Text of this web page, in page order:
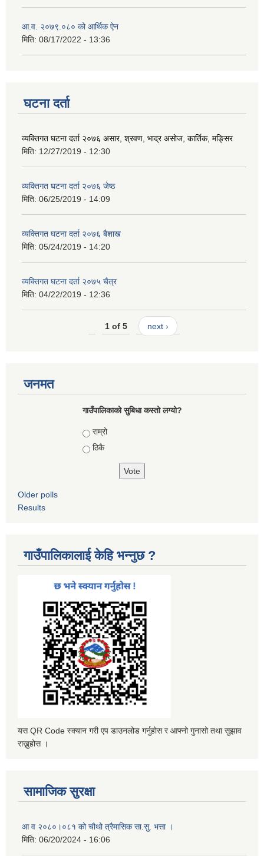
आ.व. २०७९.०८० को आर्थिक ऐन
मिति: 08/17/2022 - 13:36
घटना दर्ता
व्यक्तिगत घटना दर्ता २०७६ असार, श्रवण, भाद्र असोज, कार्तिक, मङ्सिर
मिति: 12/27/2019 - 12:30
व्यक्तिगत घटना दर्ता २०७६ जेष्ठ
मिति: 06/25/2019 - 14:09
व्यक्तिगत घटना दर्ता २०७६ बैशाख
मिति: 05/24/2019 - 14:20
व्यक्तिगत घटना दर्ता २०७५ चैत्र
मिति: 04/22/2019 - 12:36
1 of 5 next ›
जनमत
गाउँपालिकाको सुबिधा कस्तो लग्यो?
Choices
राम्रो
ठिकै
Older polls
Results
गाउँपालिकालाई केहि भन्नुछ ?
यस QR Code स्क्यान गरी एप डाउनलोड गर्नुहोस र आफ्नो गुनासो तथा सुझाव
राख्नुहोस ।
सामाजिक सुरक्षा
आ व २०८०।०८१ को चौथो त्रैमासिक सा.सु. भत्ता ।
मिति: 06/20/2024 - 16:06